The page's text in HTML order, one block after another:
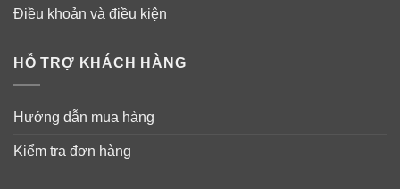
Điều khoản và điều kiện
HỖ TRỢ KHÁCH HÀNG
Hướng dẫn mua hàng
Kiểm tra đơn hàng